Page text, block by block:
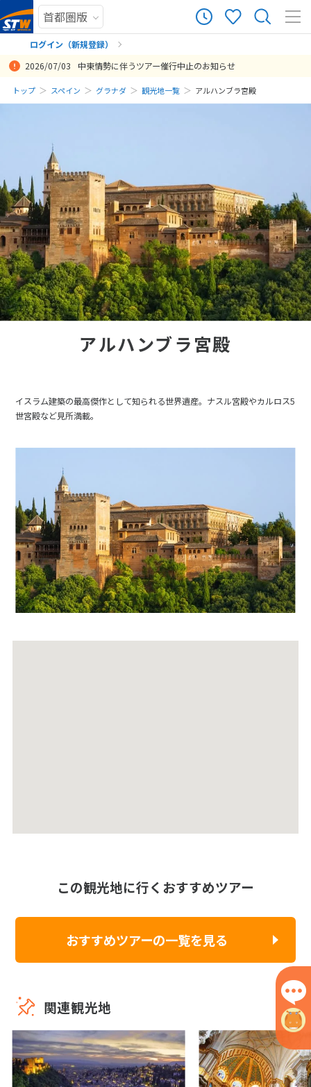
ログイン（新規登録）
まだ履歴がありません
2026/07/03 中東情勢に伴うツアー催行中止のお知らせ
トップ スペイン グラナダ 観光地一覧 アルハンブラ宮殿
アルハンブラ宮殿
イスラム建築の最高傑作として知られる世界遺産。ナスル宮殿やカルロス5
世宮殿など見所満載。
この観光地に行くおすすめツアー
おすすめツアーの一覧を見る
関連観光地